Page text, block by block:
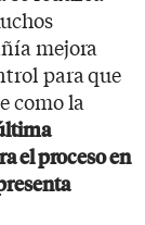
mejora
para que
como la
el proceso en